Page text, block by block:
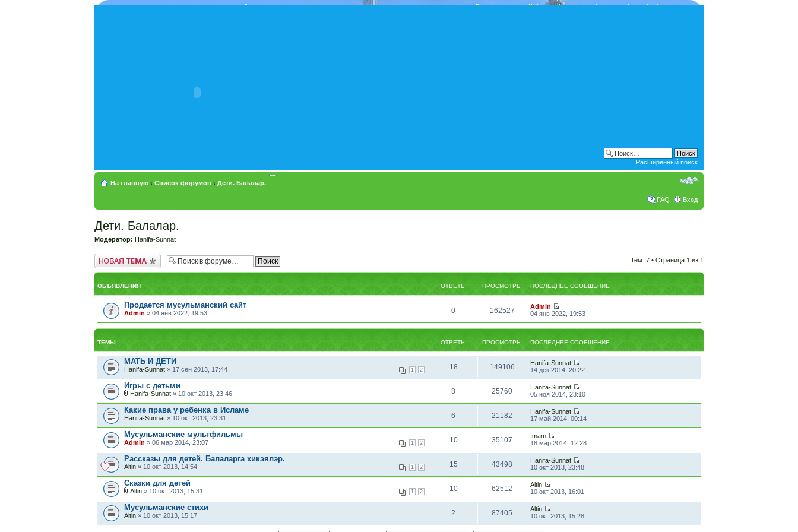
Расширенный поиск
На главную ‹ Список форумов ‹ Дети. Балалар.
FAQ Вход
Дети. Балалар.
Модератор: Hanifa-Sunnat
Новая тема Тем: 7 • Страница 1 из 1
ОБЪЯВЛЕНИЯ ОТВЕТЫ ПРОСМОТРЫ ПОСЛЕДНЕЕ СООБЩЕНИЕ
Продается мусульманский сайт
Admin » 04 янв 2022, 19:53 0 162527
Admin
04 янв 2022, 19:53
ТЕМЫ ОТВЕТЫ ПРОСМОТРЫ ПОСЛЕДНЕЕ СООБЩЕНИЕ
МАТЬ И ДЕТИ
1 2
Hanifa-Sunnat » 17 сен 2013, 17:44 18 149106
Hanifa-Sunnat
14 дек 2014, 20:22
Игры с детьми
Hanifa-Sunnat » 10 окт 2013, 23:46 8 25760
Hanifa-Sunnat
05 ноя 2014, 23:10
Какие права у ребенка в Исламе
Hanifa-Sunnat » 10 окт 2013, 23:31 6 21182
Hanifa-Sunnat
17 май 2014, 00:14
Мусульманские мультфильмы
1 2
Admin » 06 мар 2014, 23:07 10 35107
Imam
18 мар 2014, 12:28
Рассказы для детей. Балаларга хикэялэр.
1 2
Altin » 10 окт 2013, 14:54 15 43498
Hanifa-Sunnat
10 окт 2013, 23:48
Сказки для детей
1 2
Altin » 10 окт 2013, 15:31 10 62512
Altin
10 окт 2013, 16:01
Мусульманские стихи
Altin » 10 окт 2013, 15:17 2 87405
Altin
10 окт 2013, 15:28